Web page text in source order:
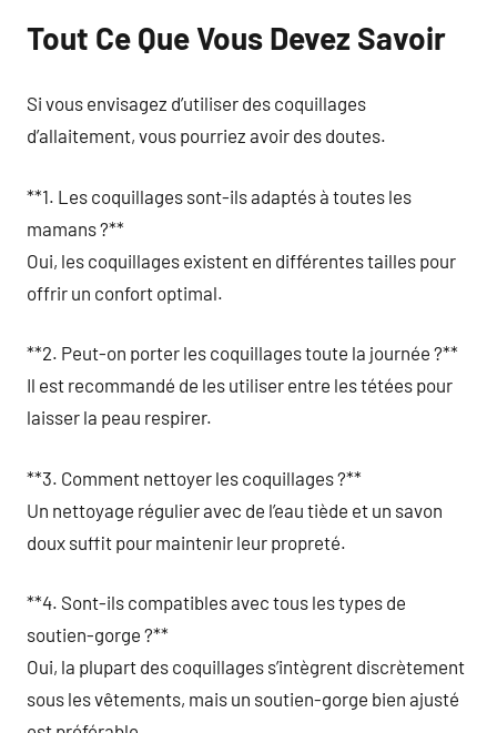
Tout Ce Que Vous Devez Savoir
Si vous envisagez d’utiliser des coquillages
d’allaitement, vous pourriez avoir des doutes.
**1. Les coquillages sont-ils adaptés à toutes les
mamans ?**
Oui, les coquillages existent en différentes tailles pour
offrir un confort optimal.
**2. Peut-on porter les coquillages toute la journée ?**
Il est recommandé de les utiliser entre les tétées pour
laisser la peau respirer.
**3. Comment nettoyer les coquillages ?**
Un nettoyage régulier avec de l’eau tiède et un savon
doux suffit pour maintenir leur propreté.
**4. Sont-ils compatibles avec tous les types de
soutien-gorge ?**
Oui, la plupart des coquillages s’intègrent discrètement
sous les vêtements, mais un soutien-gorge bien ajusté